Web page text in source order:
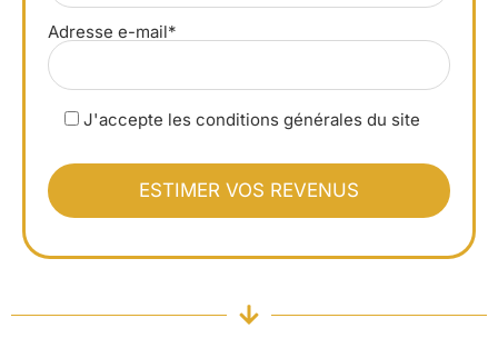
Adresse e-mail*
J'accepte les conditions générales du site